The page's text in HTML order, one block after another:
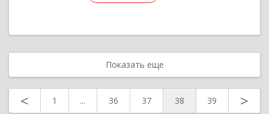
Показать еще
< 1 ... 36 37 38 39 >